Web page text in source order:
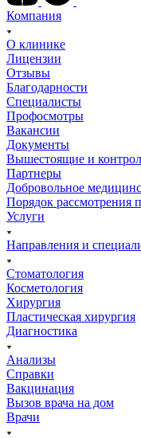
Компания
О клинике
Лицензии
Отзывы
Благодарности
Специалисты
Профосмотры
Вакансии
Документы
Вышестоящие и
Партнеры
Добровольное
Порядок рассмотрения
Услуги
Направления и
Стоматология
Косметология
Хирургия
Пластическая хирургия
Диагностика
Анализы
Справки
Вакцинация
Вызов врача на дом
Врачи